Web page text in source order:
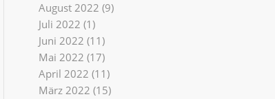
August 2022 (9)
Juli 2022 (1)
Juni 2022 (11)
Mai 2022 (17)
April 2022 (11)
März 2022 (15)